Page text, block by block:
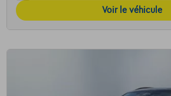
Voir le véhicule